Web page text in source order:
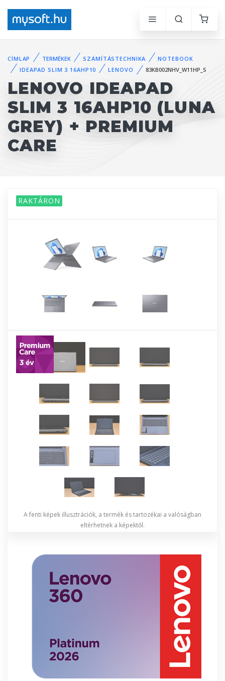
CÍMLAP TERMÉKEK SZÁMÍTÁSTECHNIKA
NOTEBOOK
IDEAPAD SLIM 3 16AHP10
LENOVO 83KB002NHV_W11HP_S
LENOVO IDEAPAD
SLIM 3 16AHP10 (LUNA
GREY) + PREMIUM
CARE
RAKTÁRON
A fenti képek illusztrációk, a termék és tartozékai a valóságban
eltérhetnek a képektől.